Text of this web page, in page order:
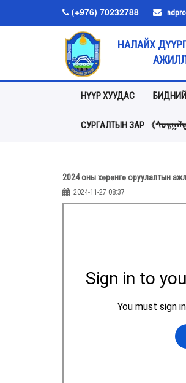
(+976) 70232788
НАЛАЙХ
НҮҮР ХУУДАС
СУРГАЛТЫН ЗАР 《ᠰᠤᠷᠭᠠᠯᠲᠠ
2024 оны хөрөнгө оруулалтын
2024-11-27 08:37